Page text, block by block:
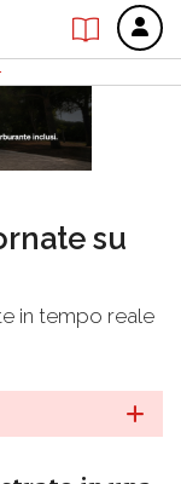
su
in tempo reale